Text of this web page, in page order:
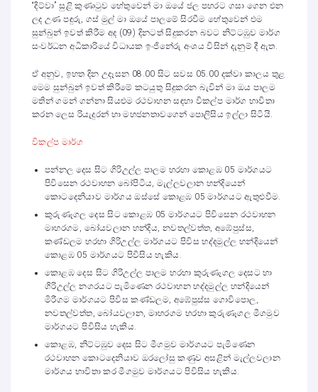
“දිට්වා” සුළි කුණාටුව හේතුවෙන් මා ඔයේ ජල පහරට ගසා ගෙන එන
ලද උණ පඳුරු, ගස් මුල් මා ඔයේ පාලමේ සිරවීම හේතුවෙන් එම
සුන්බුන් ඉවත් කිරීම අද (09) දිනටත් සිදුකරන බවට නිට්ටඹුව මාර්ග
සංවර්ධන අධිකාරියේ විධායක ඉංජිනේරු අංශය විසින් දැනුම් දී ඇත.
ඒ අනුව, ඉහත දින උදෑසන 08.00 සිට සවස 05.00 දක්වා කාලය තුළ
මෙම සුන්බුන් ඉවත් කිරීමේ කටයුතු සිදුකරන බැවින් මා ඔය පාලම
මතින් ගමන් ගන්නා සියළුම රථවාහන සඳහා විකල්ප මාර්ග භාවිතා
කරන ලෙස රියැදුරන් හා මහජනතාවගෙන් පොලිසිය ඉල්ලා සිටියි.
විකල්ප මාර්ග
පන්නල දෙස සිට ගිරිඋල්ල පාලම හරහා කොළඹ 05 මාර්ගයට
පිවිසෙන රථවාහන බෝපිටිය, මැල්ලවලාන හන්දියෙන්
කොටදෙනියාව මාර්ගය ඔස්සේ කොළඹ 05 මාර්ගයට ඇතුළුවීම.
කුරුණෑගල දෙස සිට කොළඹ 05 මාර්ගයට පිවිසෙන රථවාහන
මාහරගම, බෝයවලාන හන්දිය, නවතල්වත්ත, අඹේපුස්ස,
කණ්ඩලම හරහා ගිරිඋල්ල මාර්ගයට පිවිස හද්දමුල්ල හන්දියෙන්
කොළඹ 05 මාර්ගයට පිවිසිය හැකිය.
කොළඹ දෙස සිට ගිරිඋල්ල පාලම හරහා කුරුණෑගල දෙසට හා
ගිරිඋල්ල නගරයට පැමිණෙන රථවාහන හද්දමුල්ල හන්දියෙන්
මිරීගම මාර්ගයට පිවිස කණ්ඩලම, අඹේපුස්ස ගොවිපොල,
නවතල්වත්ත, බෝයවලාන, මාහරගම හරහා කුරුණෑගල මීගමුව
මාර්ගයට පිවිසිය හැකිය.
කොළඹ, නිට්ටඹුව දෙස සිට මීගමුව මාර්ගයට පැමිණෙන
රථවාහන කොටදෙනියාව ඔරලෝසු කණුව අසළින් මැල්ලවලාන
මාර්ගය භාවිතා කර මීගමුව මාර්ගයට පිවිසිය හැකිය.